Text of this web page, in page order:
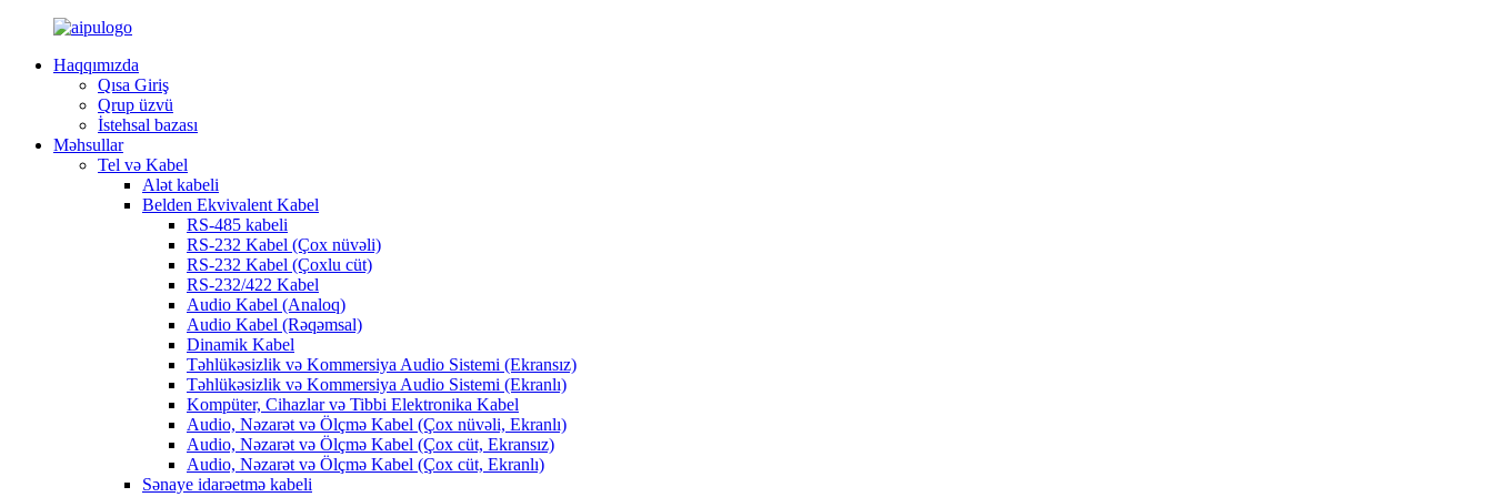
Haqqımızda
Qısa Giriş
Qrup üzvü
İstehsal bazası
Məhsullar
Tel və Kabel
Alət kabeli
Belden Ekvivalent Kabel
RS-485 kabeli
RS-232 Kabel (Çox nüvəli)
RS-232 Kabel (Çoxlu cüt)
RS-232/422 Kabel
Audio Kabel (Analoq)
Audio Kabel (Rəqəmsal)
Dinamik Kabel
Təhlükəsizlik və Kommersiya Audio Sistemi (Ekransız)
Təhlükəsizlik və Kommersiya Audio Sistemi (Ekranlı)
Kompüter, Cihazlar və Tibbi Elektronika Kabel
Audio, Nəzarət və Ölçmə Kabel (Çox nüvəli, Ekranlı)
Audio, Nəzarət və Ölçmə Kabel (Çox cüt, Ekransız)
Audio, Nəzarət və Ölçmə Kabel (Çox cüt, Ekranlı)
Sənaye idarəetmə kabeli